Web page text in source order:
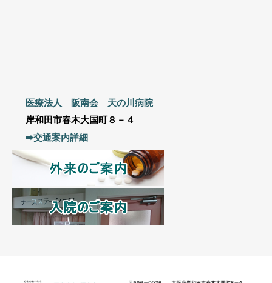
医療法人 阪南会 天の川病院
岸和田市春木大国町８－４
➡交通案内詳細